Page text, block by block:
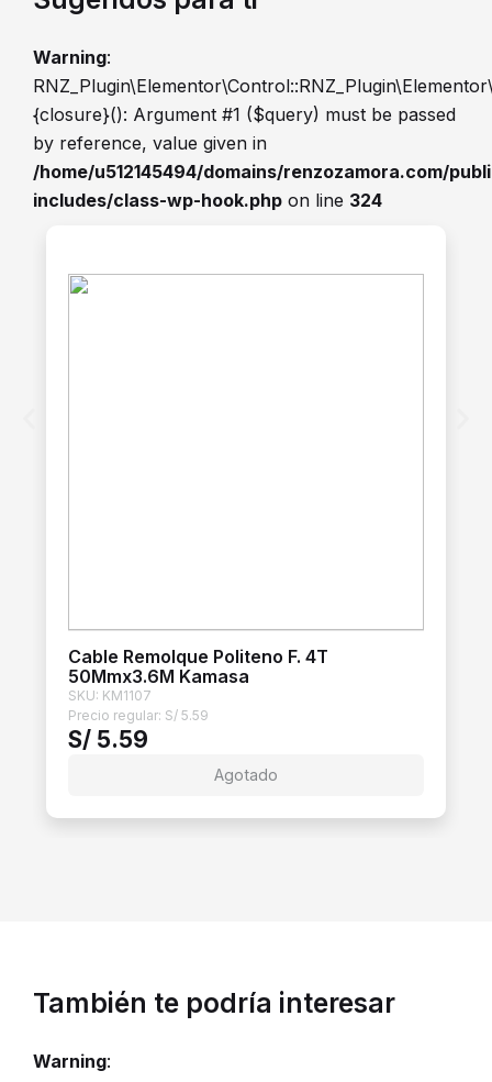
Warning:
{closure}(): Argument #1 ($query) must be passed
by reference, value given in
/home/u512145494/domains/renzozamora.com/
includes/class-wp-hook.php on line 324
Cable Remolque Politeno F. 4T
50Mmx3.6M Kamasa
SKU: KM1107
Precio regular: S/ 5.59
S/ 5.59
Agotado
También te podría interesar
Warning: